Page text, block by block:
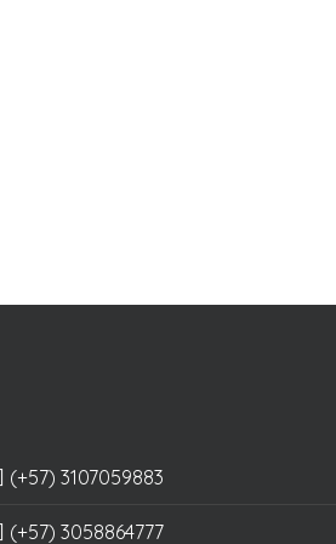
(+57) 3107059883
(+57) 3058864777